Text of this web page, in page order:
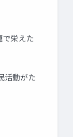
栄えた
活動がた